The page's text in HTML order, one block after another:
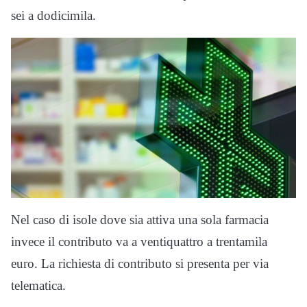
sei a dodicimila.
Nel caso di isole dove sia attiva una sola farmacia
invece il contributo va a ventiquattro a trentamila
euro. La richiesta di contributo si presenta per via
telematica.